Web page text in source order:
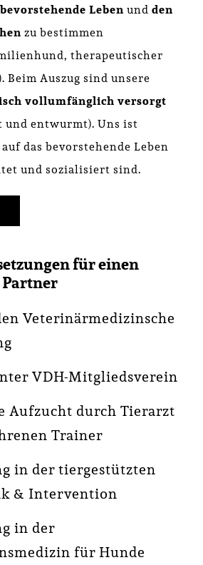
Leben und den
zu bestimmen
therapeutischer
Beim Auszug sind unsere
vollumfänglich versorgt
und entwurmt). Uns ist
das bevorstehende Leben
und sozialisiert sind.
für einen
Partner
Veterinärmedizinsche
VDH-Mitgliedsverein
Aufzucht durch Tierarzt
Trainer
in der tiergestützten
& Intervention
in der
für Hunde